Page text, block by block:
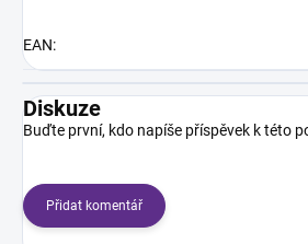
EAN:
Diskuze
Buďte první, kdo napíše příspěvek k této
Přidat komentář